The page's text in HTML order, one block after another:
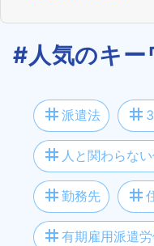
#人気のキー
tag 派遣法 tag
tag 人と関わらな
tag 勤務先 tag
tag 有期雇用派遣